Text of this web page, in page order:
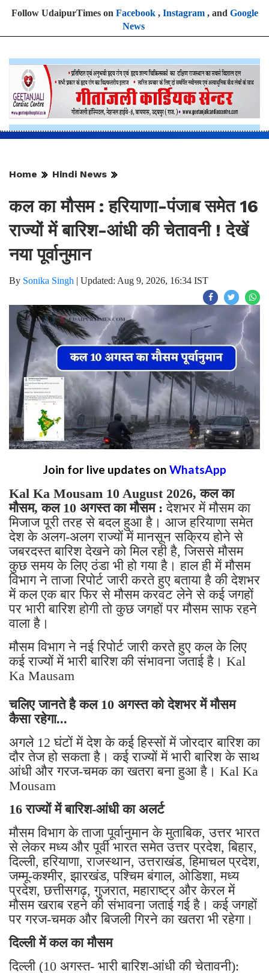
Follow UdaipurTimes on Facebook, Instagram, and Google
News
Home Hindi News
कल का मौसम : हरियाणा-पंजाब समेत 16
राज्यों में बारिश-आंधी की चेतावनी ! देखें
नया पूर्वानुमान
By Sonika Singh | Updated: Aug 9, 2026, 16:34 IST
Join for live updates on WhatsApp
Kal Ka Mousam 10 August 2026, कल का
मौसम, कल 10 अगस्त का मौसम : देशभर में मौसम का
मिजाज पूरी तरह से बदल हुआ है। आज हरियाणा समेत
देश के अलग-अलग राज्यों में मानसून सक्रिय होने से
जबरदस्त बारिश देखने को मिल रही है, जिससे मौसम
कुछ समय के लिए ठंडा भी हो गया है। हाल ही में मौसम
विभाग ने ताजा रिपोर्ट जारी करते हुए बताया है की देशभर
में कल एक बार फिर से मौसम करवट लेने से कई जगहों
पर भारी बारिश होगी तो कुछ जगहों पर मौसम साफ रहने
वाला है।
मौसम विभाग ने नई रिपोर्ट जारी करते हुए कल के लिए
कई राज्यों में भारी बारिश की संभावना जताई है। Kal
Ka Mausam
चलिए जानते है कल 10 अगस्त को देशभर में मौसम
कैसा रहेगा...
अगले 12 घंटों में देश के कई हिस्सों में जोरदार बारिश का
दौर तेज हो सकता है। कई राज्यों में भारी बारिश के साथ
आंधी और गरज-चमक का खतरा बना हुआ है। Kal Ka
Mousam
16 राज्यों में बारिश-आंधी का अलर्ट
मौसम विभाग के ताजा पूर्वानुमान के मुताबिक, उत्तर भारत
से लेकर मध्य और पूर्वी भारत समेत उत्तर प्रदेश, बिहार,
दिल्ली, हरियाणा, राजस्थान, उत्तराखंड, हिमाचल प्रदेश,
जम्मू-कश्मीर, झारखंड, पश्चिम बंगाल, ओडिशा, मध्य
प्रदेश, छत्तीसगढ़, गुजरात, महाराष्ट्र और केरल में
मौसम खराब रहने की संभावना जताई गई है। कई जगहों
पर गरज-चमक और बिजली गिरने का खतरा भी रहेगा।
दिल्ली में कल का मौसम
दिल्ली (10 अगस्त- भारी बारिश-आंधी की चेतावनी):